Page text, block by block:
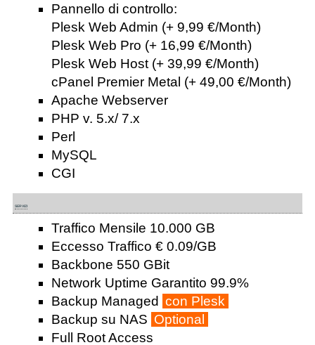
Pannello di controllo:
Plesk Web Admin (+ 9,99 €/Month)
Plesk Web Pro (+ 16,99 €/Month)
Plesk Web Host (+ 39,99 €/Month)
cPanel Premier Metal (+ 49,00 €/Month)
Apache Webserver
PHP v. 5.x/ 7.x
Perl
MySQL
CGI
SERVIZI
Traffico Mensile 10.000 GB
Eccesso Traffico € 0.09/GB
Backbone 550 GBit
Network Uptime Garantito 99.9%
Backup Managed con Plesk
Backup su NAS Optional
Full Root Access